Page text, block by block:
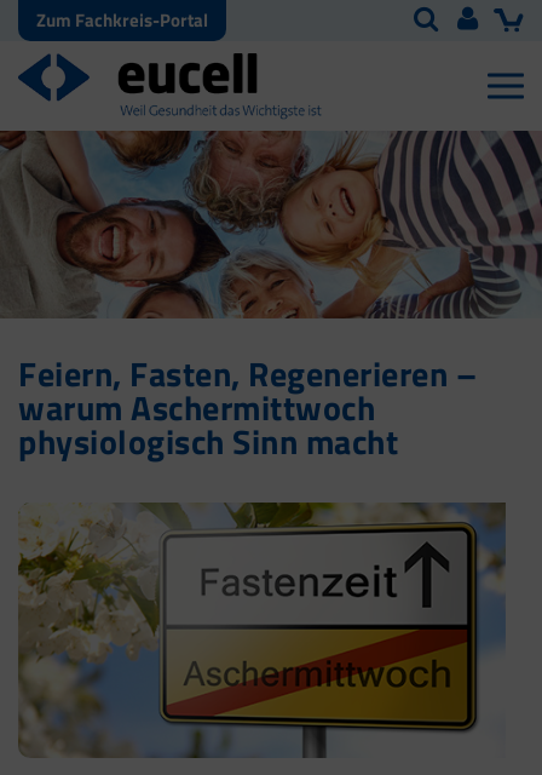
Zum Fachkreis-Portal
Feiern, Fasten, Regenerieren –
warum Aschermittwoch
physiologisch Sinn macht